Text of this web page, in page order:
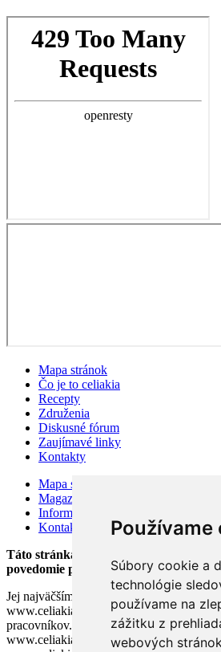
Používame
Súbory cookie a
technológie
používame na
zážitku z
webových
Mapa stránok
Čo je to celiakia
Recepty
Združenia
Diskusné fórum
Zaujímavé linky
Kontakty
Mapa stránok
Magazín
Information for visitors
Kontakty
Táto stránka bola založená v auguste
povedomie pacientov o celiakii.
Jej najväčším prínosom je výmena
www.celiakia.sk sa neskladá z lekárov
pracovníkov. Akákoľvek rada poskytnutá
www.celiakia.sk nemôže nahradiť radu